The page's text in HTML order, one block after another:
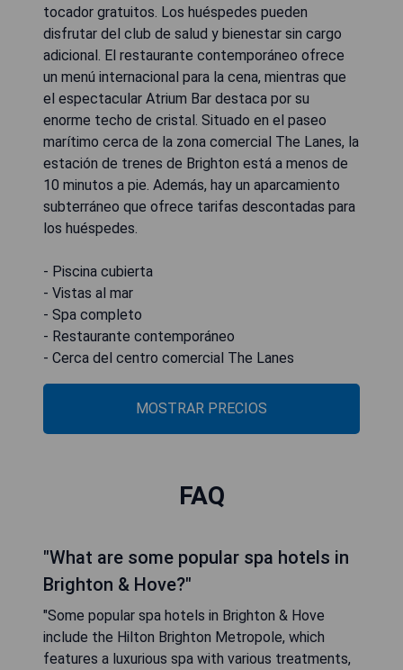
tocador gratuitos. Los huéspedes pueden
disfrutar del club de salud y bienestar sin cargo
adicional. El restaurante contemporáneo ofrece
un menú internacional para la cena, mientras que
el espectacular Atrium Bar destaca por su
enorme techo de cristal. Situado en el paseo
marítimo cerca de la zona comercial The Lanes, la
estación de trenes de Brighton está a menos de
10 minutos a pie. Además, hay un aparcamiento
subterráneo que ofrece tarifas descontadas para
los huéspedes.
- Piscina cubierta
- Vistas al mar
- Spa completo
- Restaurante contemporáneo
- Cerca del centro comercial The Lanes
MOSTRAR PRECIOS
FAQ
"What are some popular spa hotels in
Brighton & Hove?"
"Some popular spa hotels in Brighton & Hove
include the Hilton Brighton Metropole, which
features a luxurious spa with various treatments,